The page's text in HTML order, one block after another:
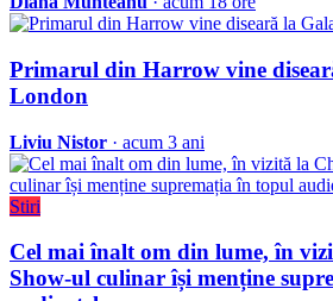
Primarul din Harrow vine
London
Liviu Nistor · acum 3 ani
Stiri
Cel mai înalt om din lume, în
Show-ul culinar își menține